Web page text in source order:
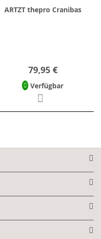
ARTZT thepro Cranibas
79,95 €
Verfügbar